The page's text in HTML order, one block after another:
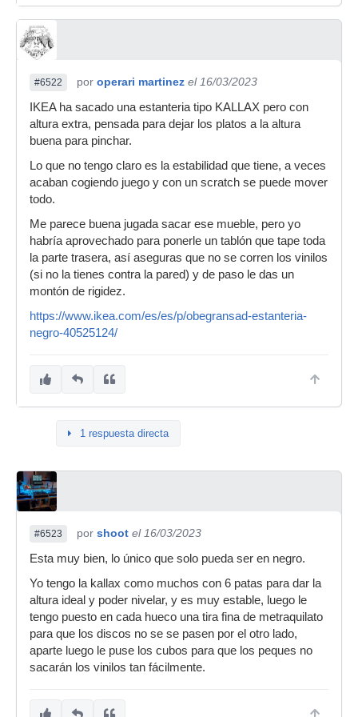
#6522 por operari martinez el 16/03/2023
IKEA ha sacado una estanteria tipo KALLAX pero con
altura extra, pensada para dejar los platos a la altura
buena para pinchar.
Lo que no tengo claro es la estabilidad que tiene, a veces
acaban cogiendo juego y con un scratch se puede mover
todo.
Me parece buena jugada sacar ese mueble, pero yo
habría aprovechado para ponerle un tablón que tape toda
la parte trasera, así aseguras que no se corren los vinilos
(si no la tienes contra la pared) y de paso le das un
montón de rigidez.
https://www.ikea.com/es/es/p/obegransad-estanteria-
negro-40525124/
1 respuesta directa
#6523 por shoot el 16/03/2023
Esta muy bien, lo único que solo pueda ser en negro.
Yo tengo la kallax como muchos con 6 patas para dar la
altura ideal y poder nivelar, y es muy estable, luego le
tengo puesto en cada hueco una tira fina de metraquilato
para que los discos no se se pasen por el otro lado,
aparte luego le puse los cubos para que los peques no
sacarán los vinilos tan fácilmente.